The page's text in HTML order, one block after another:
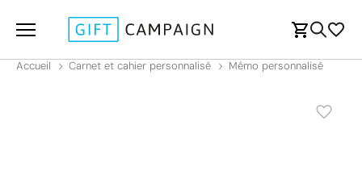
Accueil Carnet et cahier personnalisé Mémo personnalisé